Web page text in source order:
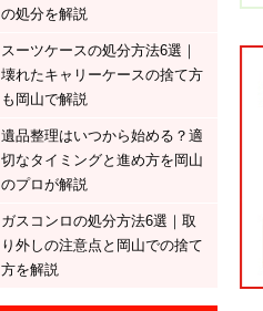
の処分を解説
スーツケースの処分方法6選｜
壊れたキャリーケースの捨て方
も岡山で解説
遺品整理はいつから始める？適
切なタイミングと進め方を岡山
のプロが解説
ガスコンロの処分方法6選｜取
り外しの注意点と岡山での捨て
方を解説